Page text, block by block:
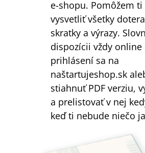
e-shopu. Pomôžem ti
vysvetliť všetky
skratky a výrazy.
dispozícii vždy online
prihlásení sa na
naštartujeshop.sk
stiahnuť PDF verziu,
a prelistovať v nej
keď ti nebude niečo